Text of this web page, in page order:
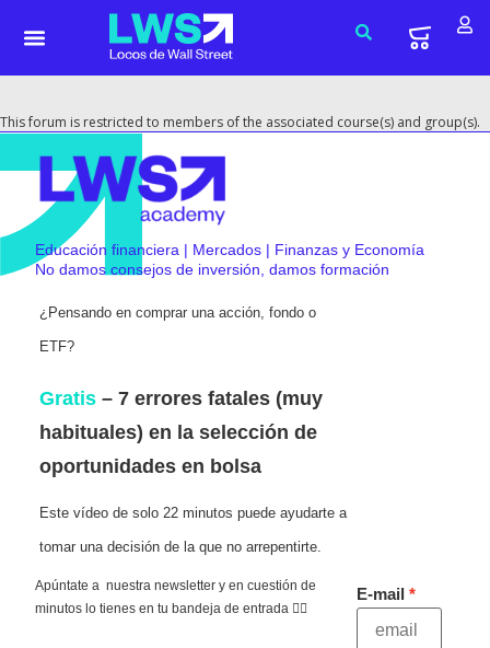
This forum is restricted to members of the associated course(s) and group(s).
Educación financiera | Mercados | Finanzas y Economía
No damos consejos de inversión, damos formación
¿Pensando en comprar una acción, fondo o
ETF?
Gratis – 7 errores fatales (muy
habituales) en la selección de
oportunidades en bolsa
Este vídeo de solo 22 minutos puede ayudarte a
tomar una decisión de la que no arrepentirte.
Apúntate a nuestra newsletter y en cuestión de
minutos lo tienes en tu bandeja de entrada 👇🏻
E-mail